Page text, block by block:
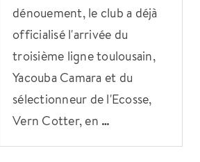
dénouement, le club a déjà
officialisé l'arrivée du
troisième ligne toulousain,
Yacouba Camara et du
sélectionneur de l'Ecosse,
Vern Cotter, en …